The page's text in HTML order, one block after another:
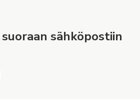
sähköpostiin